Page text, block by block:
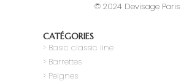
© 2024 Devisage Paris
CATÉGORIES
> Basic classic line
> Barrettes
> Peignes